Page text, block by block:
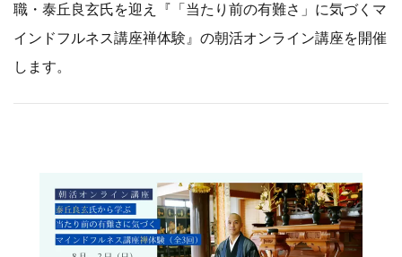
職・泰丘良玄氏を迎え『「当たり前の有難さ」に気づくマ
インドフルネス講座禅体験』の朝活オンライン講座を開催
します。